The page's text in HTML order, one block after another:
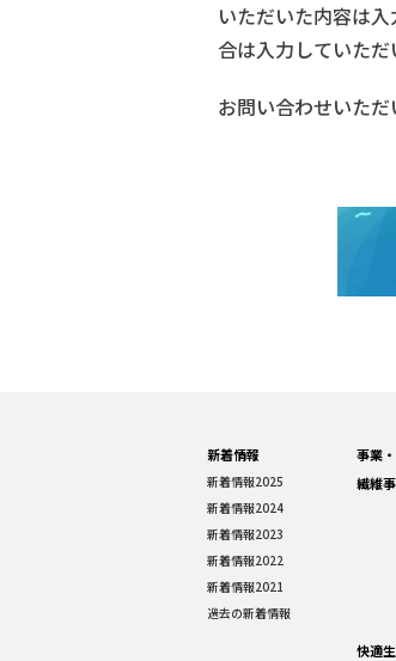
いただいた内容は
合は入力していただ
お問い合わせいた
新着情報
新着情報2025
新着情報2024
新着情報2023
新着情報2022
新着情報2021
過去の新着情報
事業
繊維
快適